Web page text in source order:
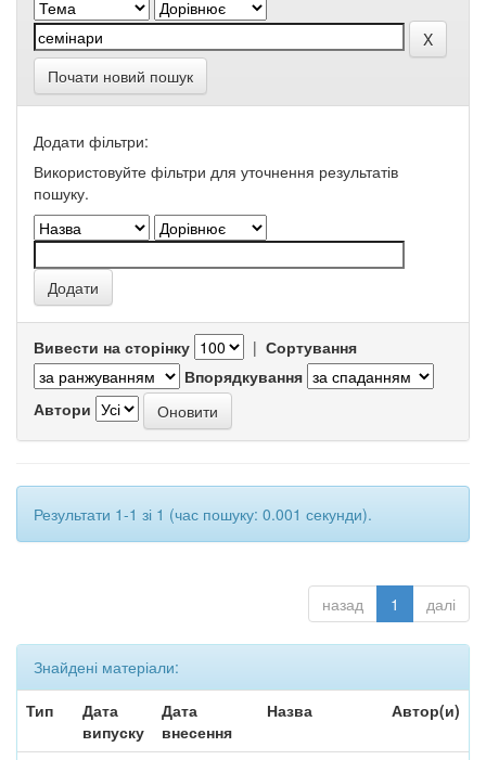
Почати новий пошук
Додати фільтри:
Використовуйте фільтри для уточнення результатів
пошуку.
Вивести на сторінку | Сортування
Впорядкування
Автори
Результати 1-1 зі 1 (час пошуку: 0.001 секунди).
назад 1 далі
Знайдені матеріали:
Тип
Дата
випуску
Дата
внесення
Назва Автор(и)